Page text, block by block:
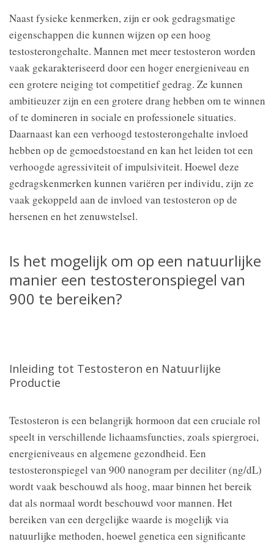
Naast fysieke kenmerken, zijn er ook gedragsmatige
eigenschappen die kunnen wijzen op een hoog
testosterongehalte. Mannen met meer testosteron worden
vaak gekarakteriseerd door een hoger energieniveau en
een grotere neiging tot competitief gedrag. Ze kunnen
ambitieuzer zijn en een grotere drang hebben om te winnen
of te domineren in sociale en professionele situaties.
Daarnaast kan een verhoogd testosterongehalte invloed
hebben op de gemoedstoestand en kan het leiden tot een
verhoogde agressiviteit of impulsiviteit. Hoewel deze
gedragskenmerken kunnen variëren per individu, zijn ze
vaak gekoppeld aan de invloed van testosteron op de
hersenen en het zenuwstelsel.
Is het mogelijk om op een natuurlijke
manier een testosteronspiegel van
900 te bereiken?
Inleiding tot Testosteron en Natuurlijke
Productie
Testosteron is een belangrijk hormoon dat een cruciale rol
speelt in verschillende lichaamsfuncties, zoals spiergroei,
energieniveaus en algemene gezondheid. Een
testosteronspiegel van 900 nanogram per deciliter (ng/dL)
wordt vaak beschouwd als hoog, maar binnen het bereik
dat als normaal wordt beschouwd voor mannen. Het
bereiken van een dergelijke waarde is mogelijk via
natuurlijke methoden, hoewel genetica een significante